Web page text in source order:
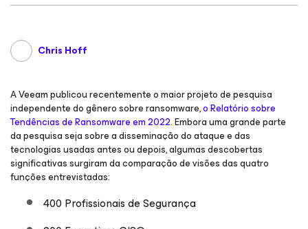
Chris Hoff
A Veeam publicou recentemente o maior projeto de pesquisa
independente do gênero sobre ransomware,o Relatório sobre
Tendências de Ransomware em 2022. Embora uma grande parte
da pesquisa seja sobre a disseminação do ataque e das
tecnologias usadas antes ou depois, algumas descobertas
significativas surgiram da comparação de visões das quatro
funções entrevistadas:
400 Profissionais de Segurança